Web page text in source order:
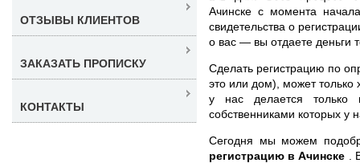
Ачинске с момента
свидетельства о
о вас — вы отдаете деньги
Сделать регистрацию по
это или дом), может
у нас делается
собственниками которых у
Сегодня мы можем
регистрацию в Ачинске
.
ОТЗЫВЫ КЛИЕНТОВ
ЗАКАЗАТЬ ПРОПИСКУ
КОНТАКТЫ